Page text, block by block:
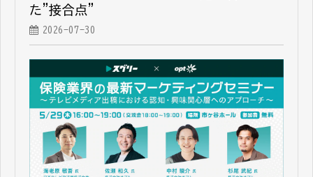
た"接合点"
2026-07-30